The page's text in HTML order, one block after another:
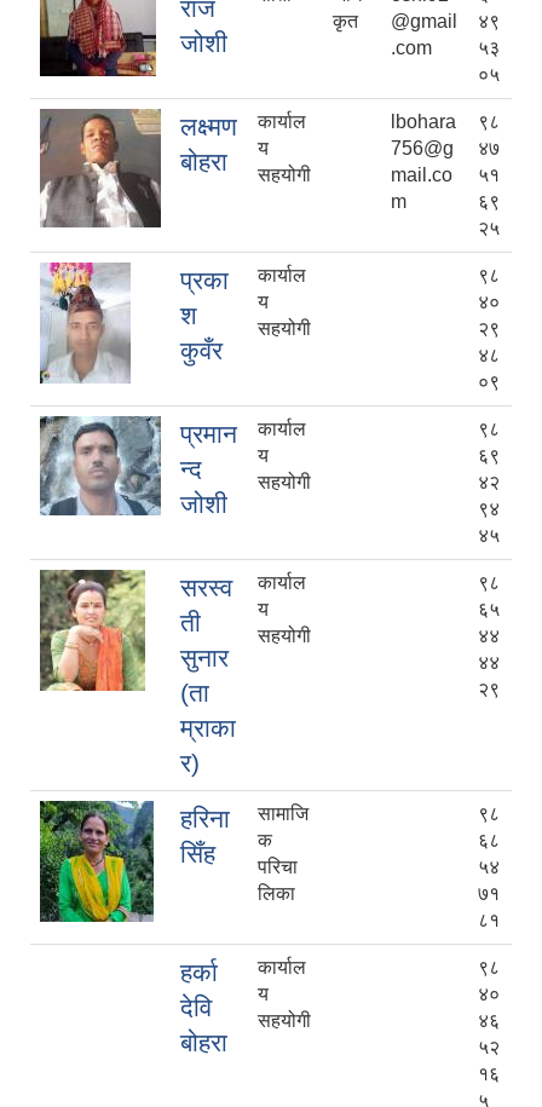
राज
जोशी
कृत
@gmail
.com
४९
५३
०५
लक्ष्मण
बोहरा
कार्याल
य
सहयोगी
lbohara
756@g
mail.co
m
९८
४७
५१
६९
२५
प्रका
श
कुवँर
कार्याल
य
सहयोगी
९८
४०
२९
४८
०९
प्रमान
न्द
जोशी
कार्याल
य
सहयोगी
९८
६९
४२
९४
४५
सरस्व
ती
सुनार
(ता
म्राका
र)
कार्याल
य
सहयोगी
९८
६५
४४
४४
२९
हरिना
सिँह
सामाजि
क
परिचा
लिका
९८
६८
५४
७१
८१
हर्का
देवि
बोहरा
कार्याल
य
सहयोगी
९८
४०
४६
५२
१६
५